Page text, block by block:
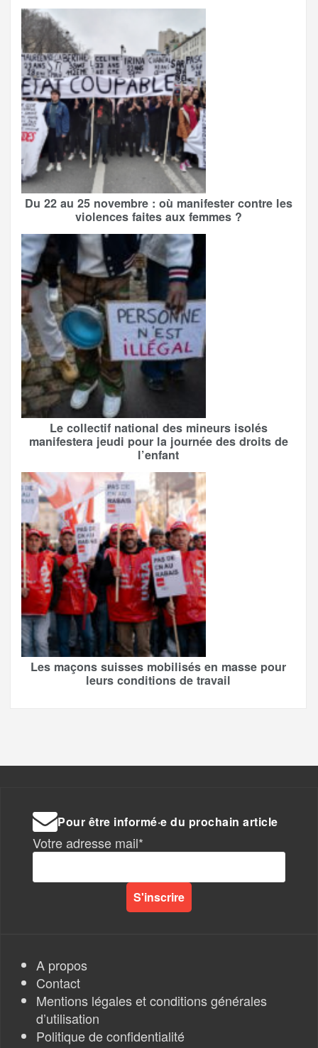
Du 22 au 25 novembre : où manifester contre les
violences faites aux femmes ?
Le collectif national des mineurs isolés
manifestera jeudi pour la journée des droits de
l’enfant
Les maçons suisses mobilisés en masse pour
leurs conditions de travail
Pour être informé·e du prochain article
Votre adresse mail*
A propos
Contact
Mentions légales et conditions générales
d’utilisation
Politique de confidentialité